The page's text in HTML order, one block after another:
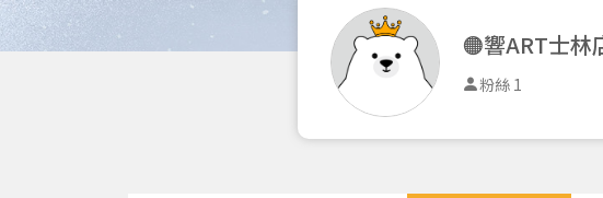
🟠響ART士林
粉絲 1